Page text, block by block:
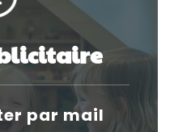
par mail